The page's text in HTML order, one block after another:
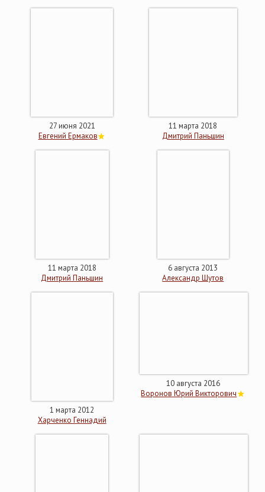
27 июня 2021
Евгений Ермаков
11 марта 2018
Дмитрий Паньшин
11 марта 2018
Дмитрий Паньшин
6 августа 2013
Александр Шутов
1 марта 2012
Харченко Геннадий
10 августа 2016
Воронов Юрий Викторович